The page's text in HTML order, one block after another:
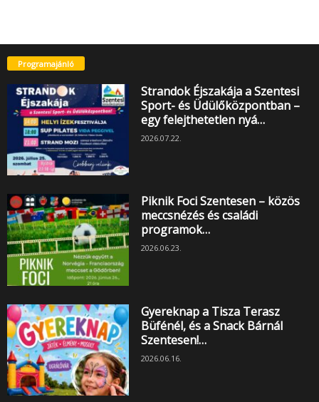
Programajánló
Strandok Éjszakája a Szentesi
Sport- és Üdülőközpontban –
egy felejthetetlen nyá…
2026.07.22.
Piknik Foci Szentesen – közös
meccsnézés és családi
programok…
2026.06.23.
Gyereknap a Tisza Terasz
Büfénél, és a Snack Bárnál
Szentesen!…
2026.06.16.